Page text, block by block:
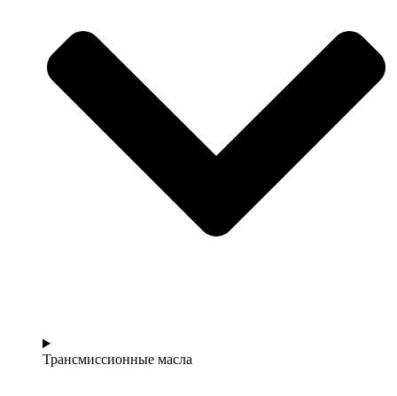
Трансмиссионные масла